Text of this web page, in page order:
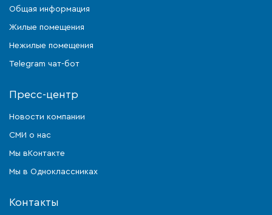
Общая информация
Жилые помещения
Нежилые помещения
Telegram чат-бот
Пресс-центр
Новости компании
СМИ о нас
Мы вКонтакте
Мы в Одноклассниках
Контакты